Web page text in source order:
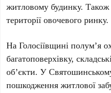
житловому будинку.
території овочевого ринку.
НаГолосіївщині полум’я
багатоповерхівку,
об’єкти. У
пошкодження житлової